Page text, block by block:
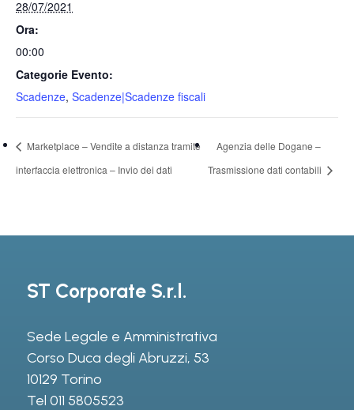
28/07/2021
Ora:
00:00
Categorie Evento:
Scadenze, Scadenze|Scadenze fiscali
Marketplace – Vendite a distanza tramite
interfaccia elettronica – Invio dei dati
Agenzia delle Dogane –
Trasmissione dati contabili
ST Corporate S.r.l.
Sede Legale e Amministrativa
Corso Duca degli Abruzzi, 53
10129 Torino
Tel 011 5805523